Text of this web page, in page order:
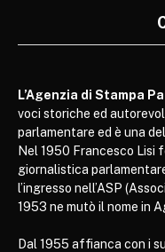
L’Agenzia di Stampa
voci storiche ed
parlamentare ed è una
Nel 1950 Francesco Lisi
giornalistica
l’ingresso nell’ASP
1953 ne mutò il nome in
Dal 1955 affianca con i